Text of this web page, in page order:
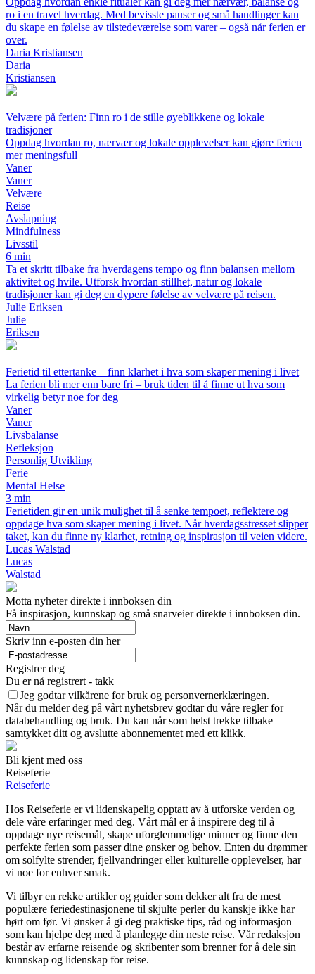
ro i en travel hverdag. Med bevisste pauser og små handlinger kan
du skape en følelse av tilstedeværelse som varer – også når ferien er
over.
Daria Kristiansen
Daria
Kristiansen
Velvære på ferien: Finn ro i de stille øyeblikkene og lokale
tradisjoner
Oppdag hvordan ro, nærvær og lokale opplevelser kan gjøre ferien
mer meningsfull
Vaner
Vaner
Velvære
Reise
Avslapning
Mindfulness
Livsstil
6 min
Ta et skritt tilbake fra hverdagens tempo og finn balansen mellom
aktivitet og hvile. Utforsk hvordan stillhet, natur og lokale
tradisjoner kan gi deg en dypere følelse av velvære på reisen.
Julie Eriksen
Julie
Eriksen
Ferietid til ettertanke – finn klarhet i hva som skaper mening i livet
La ferien bli mer enn bare fri – bruk tiden til å finne ut hva som
virkelig betyr noe for deg
Vaner
Vaner
Livsbalanse
Refleksjon
Personlig Utvikling
Ferie
Mental Helse
3 min
Ferietiden gir en unik mulighet til å senke tempoet, reflektere og
oppdage hva som skaper mening i livet. Når hverdagsstresset slipper
taket, kan du finne ny klarhet, retning og inspirasjon til veien videre.
Lucas Walstad
Lucas
Walstad
Motta nyheter direkte i innboksen din
Få inspirasjon, kunnskap og små snarveier direkte i innboksen din.
Skriv inn e-posten din her
Registrer deg
Du er nå registrert - takk
Jeg godtar vilkårene for bruk og personvernerklæringen.
Når du melder deg på vårt nyhetsbrev godtar du våre regler for
databehandling og bruk. Du kan når som helst trekke tilbake
samtykket ditt og avslutte abonnementet med ett klikk.
Bli kjent med oss
Reiseferie
Reiseferie
Hos Reiseferie er vi lidenskapelig opptatt av å utforske verden og
dele våre erfaringer med deg. Vårt mål er å inspirere deg til å
oppdage nye reisemål, skape uforglemmelige minner og finne den
perfekte ferien som passer dine ønsker og behov. Enten du drømmer
om solfylte strender, fjellvandringer eller kulturelle opplevelser, har
vi noe for enhver smak.
Vi tilbyr en rekke artikler og guider som dekker alt fra de mest
populære feriedestinasjonene til skjulte perler du kanskje ikke har
hørt om før. Vi ønsker å gi deg praktiske tips, råd og informasjon
som kan hjelpe deg med å planlegge din neste reise. Vår redaksjon
består av erfarne reisende og skribenter som brenner for å dele sin
kunnskap og lidenskap for reise.